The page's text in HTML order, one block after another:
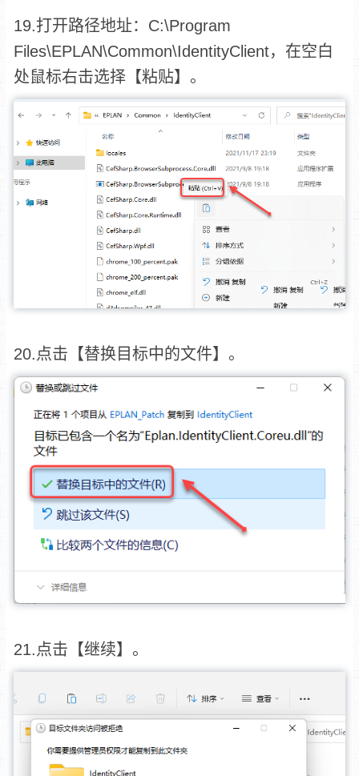
19.打开路径地址：C:\Program
Files\EPLAN\Common\IdentityClient，在空白
处鼠标右击选择【粘贴】。
20.点击【替换目标中的文件】。
21.点击【继续】。